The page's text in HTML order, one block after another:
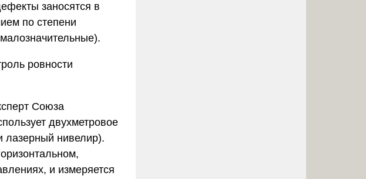
заносятся в
по степени
ровности
Союза
двухметровое
лазерный нивелир).
и измеряется